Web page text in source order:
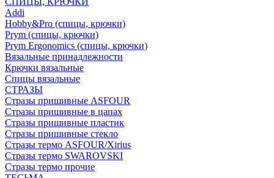
Addi
Hobby&Pro (спицы, крючки)
Prym (спицы, крючки)
Prym Ergonomics (спицы, крючки)
Вязальные принадлежности
Крючки вязальные
Спицы вязальные
СТРАЗЫ
Стразы пришивные ASFOUR
Стразы пришивные в цапах
Стразы пришивные пластик
Стразы пришивные стекло
Стразы термо ASFOUR/Xirius
Стразы термо SWAROVSKI
Стразы термо прочие